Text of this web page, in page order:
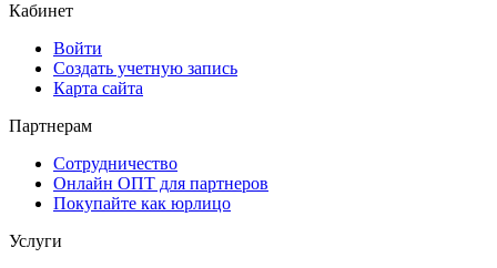
Кабинет
Войти
Создать учетную запись
Карта сайта
Партнерам
Сотрудничество
Онлайн ОПТ для партнеров
Покупайте как юрлицо
Услуги